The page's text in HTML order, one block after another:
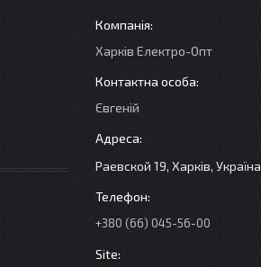
Харків Електро-Опт
Євгеній
Раевской 19, Харків, Україна
+380 (66) 045-56-00